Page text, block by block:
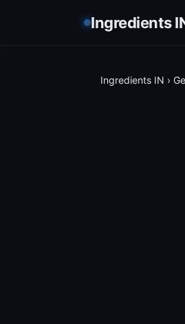
Ingredients
Ingredients IN ›